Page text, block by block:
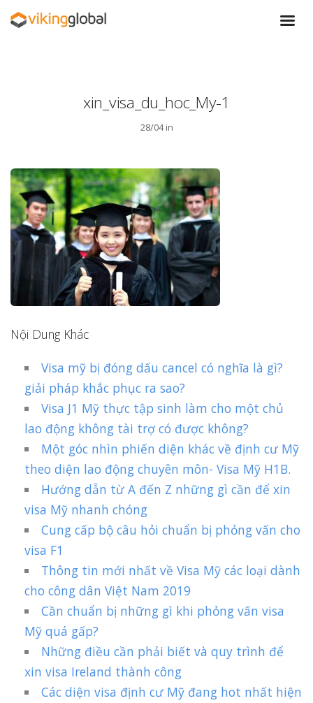
xin_visa_du_hoc_My-1
28/04 in
Nội Dung Khác
Visa mỹ bị đóng dấu cancel có nghĩa là gì?
giải pháp khắc phục ra sao?
Visa J1 Mỹ thực tập sinh làm cho một chủ
lao động không tài trợ có được không?
Một góc nhìn phiến diện khác về định cư Mỹ
theo diện lao động chuyên môn- Visa Mỹ H1B.
Hướng dẫn từ A đến Z những gì cần để xin
visa Mỹ nhanh chóng
Cung cấp bộ câu hỏi chuẩn bị phỏng vấn cho
visa F1
Thông tin mới nhất về Visa Mỹ các loại dành
cho công dân Việt Nam 2019
Cần chuẩn bị những gì khi phỏng vấn visa
Mỹ quá gấp?
Những điều cần phải biết và quy trình để
xin visa Ireland thành công
Các diện visa định cư Mỹ đang hot nhất hiện